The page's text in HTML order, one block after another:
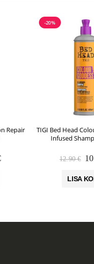
Repair
Praegune
-20%
TIGI Bed Head
Infused
12.90€
LISA